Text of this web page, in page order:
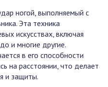
ногой, выполняемый с
Эта техника
искусствах, включая
и многие другие.
в его способности
на расстоянии, что делает
и защиты.